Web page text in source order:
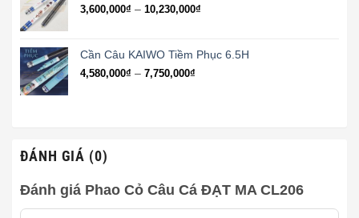
3,600,000₫ – 10,230,000₫
3,600,000₫
Cần Câu KAIWO Tiềm Phục 6.5H
4,580,000₫ – 7,750,000₫
ĐÁNH GIÁ (0)
Đánh giá Phao Cỏ Câu Cá ĐẠT MA CL206